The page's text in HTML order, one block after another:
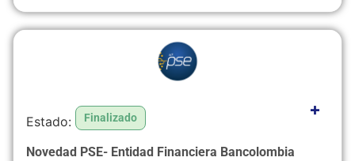
Finalizado
Novedad PSE- Entidad Financiera Bancolombia
+